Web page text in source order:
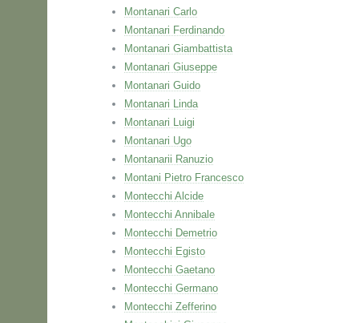
Montanari Carlo
Montanari Ferdinando
Montanari Giambattista
Montanari Giuseppe
Montanari Guido
Montanari Linda
Montanari Luigi
Montanari Ugo
Montanarii Ranuzio
Montani Pietro Francesco
Montecchi Alcide
Montecchi Annibale
Montecchi Demetrio
Montecchi Egisto
Montecchi Gaetano
Montecchi Germano
Montecchi Zefferino